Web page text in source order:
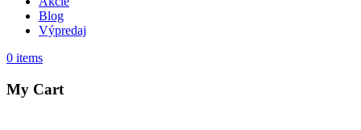
Blog
Výpredaj
0 items
My Cart